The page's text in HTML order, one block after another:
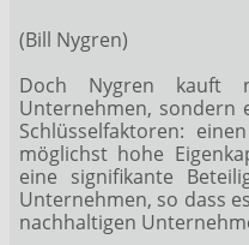
(Bill Nygren)
Doch Nygren kauft
Unternehmen, sondern
Schlüsselfaktoren:
möglichst hohe
eine signifikante
Unternehmen, so dass
nachhaltigen